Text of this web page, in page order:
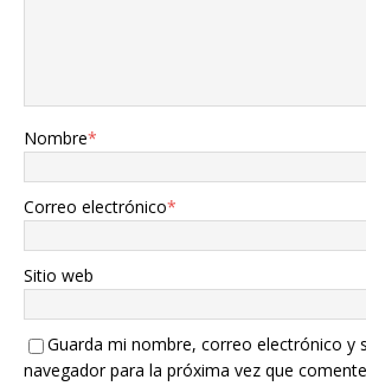
Nombre*
Correo electrónico*
Sitio web
Guarda mi nombre, correo electrónico y
navegador para la próxima vez que